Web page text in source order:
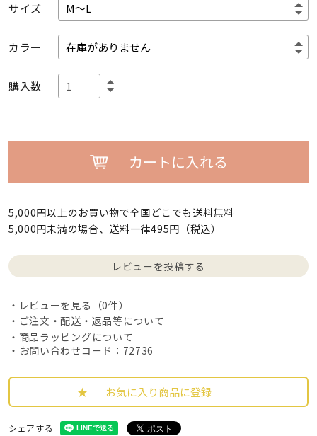
サイズ
カラー
購入数
カートに入れる
5,000円以上のお買い物で全国どこでも送料無料
5,000円未満の場合、送料一律495円（税込）
レビューを投稿する
レビューを見る（0件）
ご注文・配送・返品等について
商品ラッピングについて
・お問い合わせコード：72736
お気に入り商品に登録
シェアする